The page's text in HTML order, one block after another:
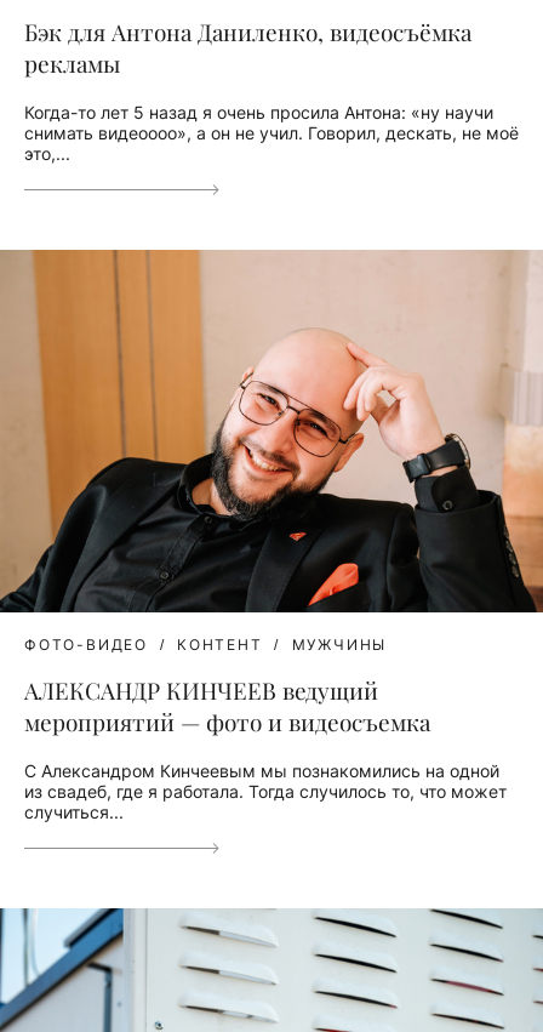
Бэк для Антона Даниленко, видеосъёмка
рекламы
Когда-то лет 5 назад я очень просила Антона: «ну научи
снимать видеоооо», а он не учил. Говорил, дескать, не моё
это,...
ФОТО-ВИДЕО КОНТЕНТ МУЖЧИНЫ
АЛЕКСАНДР КИНЧЕЕВ ведущий
мероприятий — фото и видеосъемка
С Александром Кинчеевым мы познакомились на одной
из свадеб, где я работала. Тогда случилось то, что может
случиться...